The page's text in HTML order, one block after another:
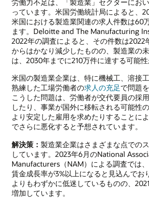
労働力不足は、「製造業」セクターにお
っています。米国労働統計局によると、
米国における製造業関連の求人件数は60
ます。Deloitte and The Manufacturing
2022年の調査によると、その件数は2022
からはかなり減少したものの、製造業の
は、2030年までに210万件に達する可能性
米国の製造業企業は、特に機械工、溶接工
熟練した工場労働者の求人の充足で問題
こうした問題は、労働者が交代要員の採
したり、事業が国外に移転される可能性
より安定した雇用を求めたりすることに
でさらに悪化すると予想されています。
解決策： 製造業企業はさまざまな点での
しています。2023年6月のNational
Manufacturers（NAM）による調査では
賃金成長率が3%以上になると見込んでお
よりもわずかに低迷しているものの、
増加しています。